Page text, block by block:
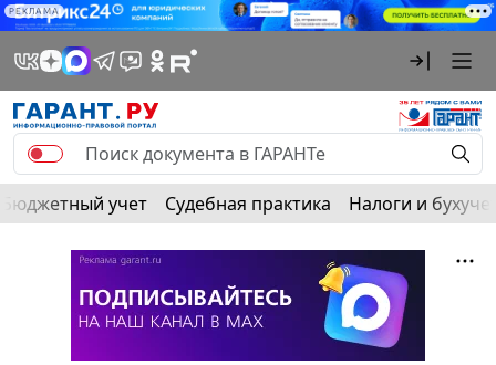
РЕКЛАМА
Бюджетный учет Судебная практика Налоги и